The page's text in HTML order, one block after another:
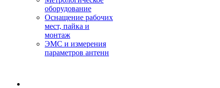
оборудование
Оснащение рабочих
мест, пайка и
монтаж
ЭМС и измерения
параметров антенн